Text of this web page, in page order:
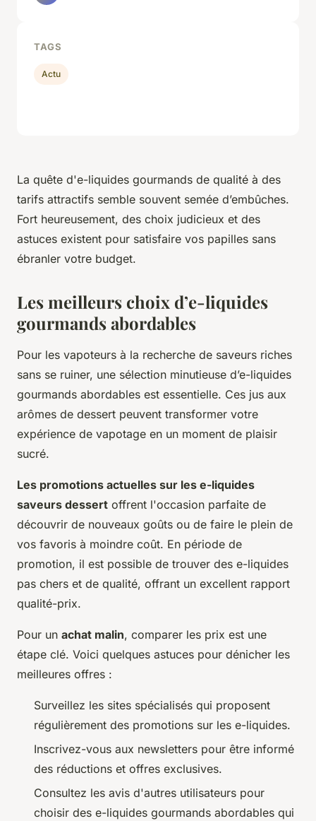
La quête d'e-liquides gourmands de qualité à des
tarifs attractifs semble souvent semée d’embûches.
Fort heureusement, des choix judicieux et des
astuces existent pour satisfaire vos papilles sans
ébranler votre budget.
Les meilleurs choix d’e-liquides
gourmands abordables
Pour les vapoteurs à la recherche de saveurs riches
sans se ruiner, une sélection minutieuse d’e-liquides
gourmands abordables est essentielle. Ces jus aux
arômes de dessert peuvent transformer votre
expérience de vapotage en un moment de plaisir
sucré.
Les promotions actuelles sur les e-liquides
saveurs dessert offrent l'occasion parfaite de
découvrir de nouveaux goûts ou de faire le plein de
vos favoris à moindre coût. En période de
promotion, il est possible de trouver des e-liquides
pas chers et de qualité, offrant un excellent rapport
qualité-prix.
Pour un achat malin, comparer les prix est une
étape clé. Voici quelques astuces pour dénicher les
meilleures offres :
Surveillez les sites spécialisés qui proposent
régulièrement des promotions sur les e-liquides.
Inscrivez-vous aux newsletters pour être informé
des réductions et offres exclusives.
Consultez les avis d'autres utilisateurs pour
choisir des e-liquides gourmands abordables qui
TAGS
Actu